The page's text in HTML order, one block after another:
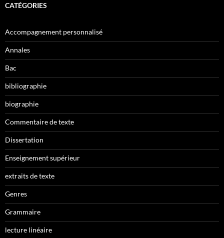
CATÉGORIES
Accompagnement personnalisé
Annales
Bac
bibliographie
biographie
Commentaire de texte
Dissertation
Enseignement supérieur
extraits de texte
Genres
Grammaire
lecture linéaire